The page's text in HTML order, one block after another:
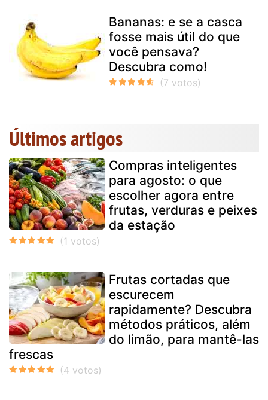
Bananas: e se a casca
fosse mais útil do que
você pensava?
Descubra como!
Últimos artigos
Compras inteligentes
para agosto: o que
escolher agora entre
frutas, verduras e peixes
da estação
Frutas cortadas que
escurecem
rapidamente? Descubra
métodos práticos, além
do limão, para mantê-las
frescas